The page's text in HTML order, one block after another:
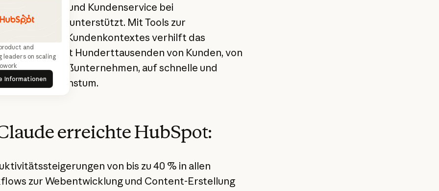
and
leaders on scaling
Informationen
Weitere Informationen
Vertrieb und Kundenservice bei
unterstützt. Mit Tools zur
des Kundenkontextes verhilft das
weltweit Hunderttausenden von Kunden, von
bis hin zu Großunternehmen, auf schnelle und
Weise zu Wachstum.
erreichte HubSpot:
von bis zu 40 % in allen
zur Webentwicklung und Content-Erstellung